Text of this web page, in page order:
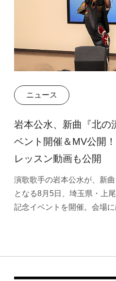
ニュース
岩本公水、新曲『北の
ベント開催＆MV公開
レッスン動画も公開
演歌歌手の岩本公水が、新
となる8月5日、埼玉県・上
記念イベントを開催。会場